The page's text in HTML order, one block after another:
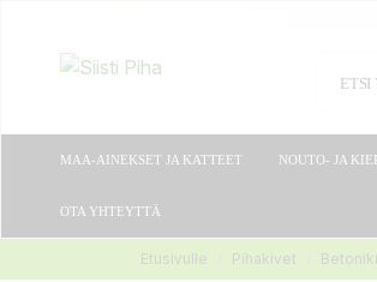
MAA-AINEKSET JA KATTEET NOUTO- JA
OTA YHTEYTTÄ
Etusivulle Pihakivet